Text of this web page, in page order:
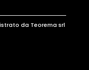
da Teorema srl